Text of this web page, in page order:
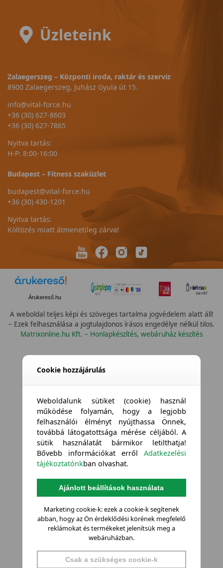
Üzleteink
Zalaegerszeg – Központi iroda, raktár és szerviz
8900 Zalaegerszeg, Juhász Gyula út 15.
info@vital-force.hu
+36 (30) 627-8603
+36 (30) 627-7865
Nyitva tartás:
H-P: 8:00-16:00
Budapest – Fitness szaküzlet
budapest@vital-force.hu
+36 (30) 430-1201
Nyitva tartás:
Költözés miatt átmenetileg zárva!
Árukereső.hu
A weboldal teljes képi és szöveges tartalma jogvédelem alatt áll!
– Ezek felhasználása a jogtulajdonos írásos engedélye nélkül tilos.
Matrixonline.hu Kft. – Honlapkészítés, webáruház készítés
Cookie hozzájárulás
Weboldalunk sütiket (cookie) használ
működése folyamán, hogy a legjobb
felhasználói élményt nyújthassa Önnek,
továbbá látogatottsága mérése céljából. A
sütik használatát bármikor letilthatja!
Bővebb információkat errőlAdatkezelési
tájékoztatónkban olvashat.
Ajánlott beállítások használata
Marketing cookie-k: ezek a cookie-k segítenek
abban, hogy az Ön érdeklődési körének megfelelő
reklámokat és termékeket jelenítsük meg a
webáruházban.
Csak a szükséges cookie-k